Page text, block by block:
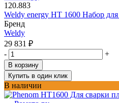
120.883
Weldy energy HT 1600 Набор для
Бренд
Weldy
29 831 ₽
-
+
В корзину
Купить в один клик
В наличии